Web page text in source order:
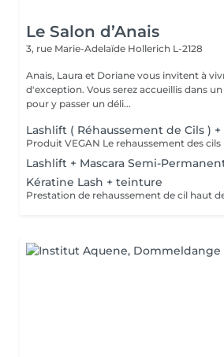
Le Salon d’Anais
3, rue Marie-Adelaïde Hollerich L-2128
Anais, Laura et Doriane vous invitent à
d'exception. Vous serez accueillis dans un cadre raffiné et feutré
pour y passer un déli...
Lashlift ( Réhaussement de Cils )
Lashlift + Mascara Semi-
Kératine Lash + teinture